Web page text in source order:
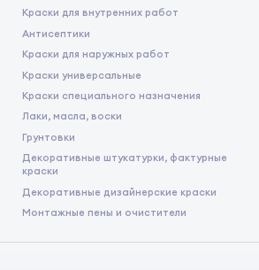
Краски для внутренних работ
Антисептики
Краски для наружных работ
Краски универсальные
Краски специального назначения
Лаки, масла, воски
Грунтовки
Декоративные штукатурки, фактурные
краски
Декоративные дизайнерские краски
Монтажные пены и очистители